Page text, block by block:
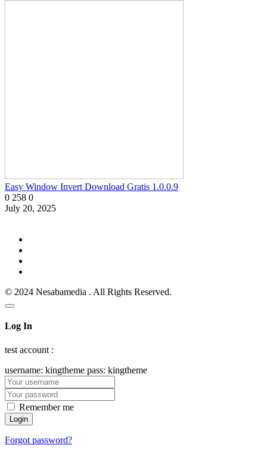
Easy Window Invert Download Gratis 1.0.0.9
0 258 0
July 20, 2025
© 2024 Nesabamedia . All Rights Reserved.
Log In
test account :
username: kingtheme pass: kingtheme
Remember me
Forgot password?